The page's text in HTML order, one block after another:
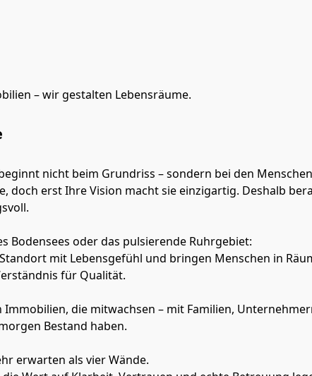
– wir gestalten Lebensräume.
nicht beim Grundriss – sondern bei den
doch erst Ihre Vision macht sie einzigartig. Deshalb
Bodensees oder das pulsierende Ruhrgebiet:
mit Lebensgefühl und bringen Menschen in
für Qualität.
Immobilien, die mitwachsen – mit Familien,
Bestand haben.
erwarten als vier Wände.